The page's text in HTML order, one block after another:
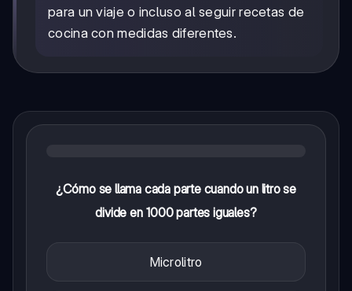
para un viaje o incluso al seguir recetas de
cocina con medidas diferentes.
¿Cómo se llama cada parte cuando un litro se
divide en 1000 partes iguales?
Microlitro